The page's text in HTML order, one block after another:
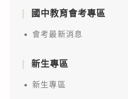
國中教育會考專區
會考最新消息
新生專區
新生專區